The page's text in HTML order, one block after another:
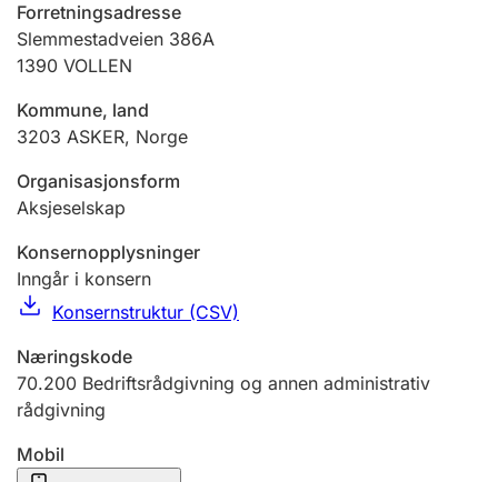
Jeger
Ektepaktveileder
Offentlig sektor
Andre tema
Forretningsadresse
Slemmestadveien 386A
1390 VOLLEN
Kommune, land
3203 ASKER, Norge
Organisasjonsform
Aksjeselskap
Konsernopplysninger
Inngår i konsern
Konsernstruktur (CSV)
Næringskode
70.200 Bedriftsrådgivning og annen administrativ
rådgivning
Mobil